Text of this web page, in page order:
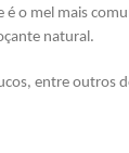
é o mel mais
natural.
entre outros